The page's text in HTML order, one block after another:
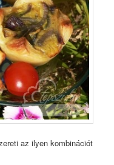
az ilyen kombinációt